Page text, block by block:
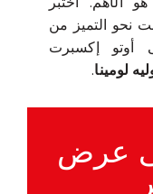
نحو التميز من
أوتو إكسبرت
لومينا.
عرض